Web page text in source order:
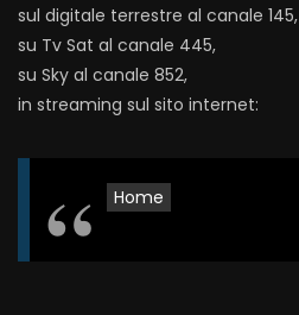
sul digitale terrestre al canale 145,
su Tv Sat al canale 445,
su Sky al canale 852,
in streaming sul sito internet:
Home